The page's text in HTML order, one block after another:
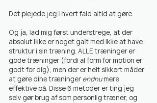
Det plejede jeg i hvert fald altid at gøre.
Og ja, lad mig først understrege, at der
absolut ikke er noget galt med ikke at have
struktur i sin træning. ALLE træninger er
gode træninger (fordi al form for motion er
godt for dig), men der er helt sikkert måder
at gøre dine træninger endnu mere
effektive på. Disse 6 metoder er ting jeg
selv gør brug af som personlig træner, og